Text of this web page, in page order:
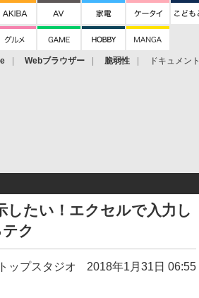
Webブラウザー 脆弱性 ドキュメント
したい！エクセルで入力し
ク
トップスタジオ 2018年1月31日 06:55